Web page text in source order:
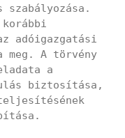
szabályozása.
adóigazgatási
meg. A törvény
a
biztosítása,